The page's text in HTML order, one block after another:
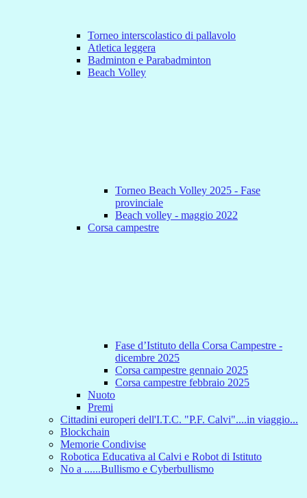
Torneo interscolastico di pallavolo
Atletica leggera
Badminton e Parabadminton
Beach Volley
Torneo Beach Volley 2025 - Fase
provinciale
Beach volley - maggio 2022
Corsa campestre
Fase d’Istituto della Corsa Campestre -
dicembre 2025
Corsa campestre gennaio 2025
Corsa campestre febbraio 2025
Nuoto
Premi
Cittadini europeri dell'I.T.C. "P.F. Calvi"....in viaggio...
Blockchain
Memorie Condivise
Robotica Educativa al Calvi e Robot di Istituto
No a ......Bullismo e Cyberbullismo